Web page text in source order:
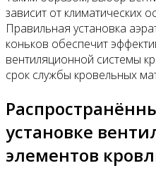
зависит от климатических
Правильная установка
коньков обеспечит
вентиляционной системы
срок службы кровельных
установке
элементов